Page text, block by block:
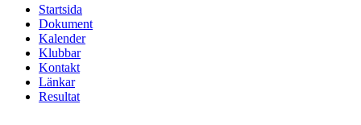
Startsida
Dokument
Kalender
Klubbar
Kontakt
Länkar
Resultat